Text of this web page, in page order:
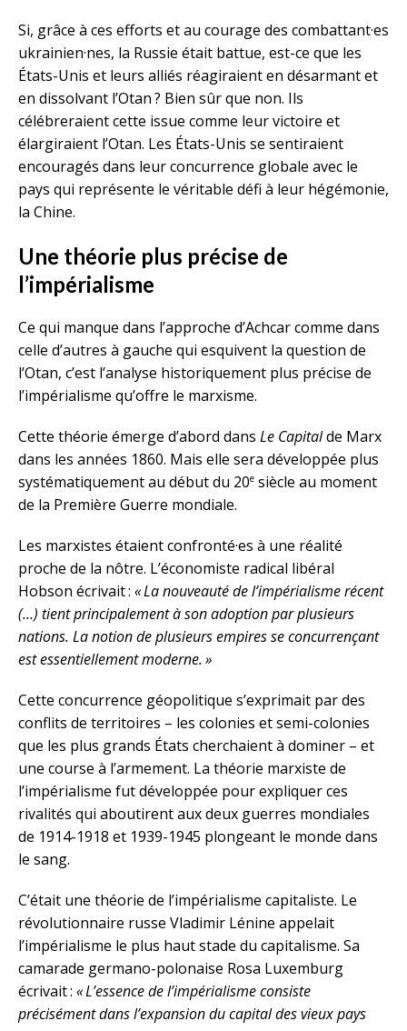
Si, grâce à ces efforts et au courage des combattant·es
ukrainien·nes, la Russie était battue, est-ce que les
États-Unis et leurs alliés réagiraient en désarmant et
en dissolvant l’Otan ? Bien sûr que non. Ils
célébreraient cette issue comme leur victoire et
élargiraient l’Otan. Les États-Unis se sentiraient
encouragés dans leur concurrence globale avec le
pays qui représente le véritable défi à leur hégémonie,
la Chine.
Une théorie plus précise de
l’impérialisme
Ce qui manque dans l’approche d’Achcar comme dans
celle d’autres à gauche qui esquivent la question de
l’Otan, c’est l’analyse historiquement plus précise de
l’impérialisme qu’offre le marxisme.
Cette théorie émerge d’abord dans Le Capitalde Marx
dans les années 1860. Mais elle sera développée plus
systématiquement au début du 20e siècle au moment
de la Première Guerre mondiale.
Les marxistes étaient confronté·es à une réalité
proche de la nôtre. L’économiste radical libéral
Hobson écrivait : « La nouveauté de l’impérialisme récent
(…) tient principalement à son adoption par plusieurs
nations. La notion de plusieurs empires se concurrençant
est essentiellement moderne. »
Cette concurrence géopolitique s’exprimait par des
conflits de territoires – les colonies et semi-colonies
que les plus grands États cherchaient à dominer – et
une course à l’armement. La théorie marxiste de
l’impérialisme fut développée pour expliquer ces
rivalités qui aboutirent aux deux guerres mondiales
de 1914-1918 et 1939-1945 plongeant le monde dans
le sang.
C’était une théorie de l’impérialisme capitaliste. Le
révolutionnaire russe Vladimir Lénine appelait
l’impérialisme le plus haut stade du capitalisme. Sa
camarade germano-polonaise Rosa Luxemburg
écrivait : « L’essence de l’impérialisme consiste
précisément dans l’expansion du capital des vieux pays